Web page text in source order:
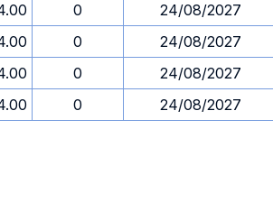
0
24/08/2027
0
24/08/2027
0
24/08/2027
0 24/08/2027